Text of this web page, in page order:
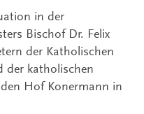
in der
Bischof Dr. Felix
der Katholischen
der katholischen
Hof Konermann in